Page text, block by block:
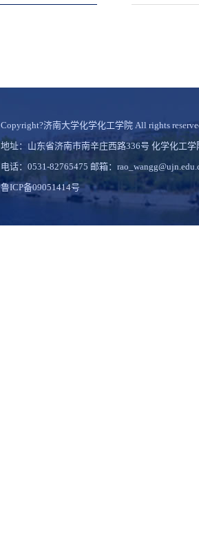
Copyright?济南大学化学化工学院 All rights
地址：山东省济南市南辛庄西路336号 化学化工
电话：0531-82765475 邮箱：
鲁ICP备09051414号